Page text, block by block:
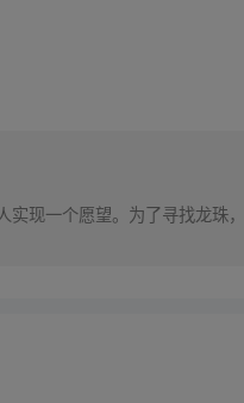
实现一个愿望。为了寻找龙珠